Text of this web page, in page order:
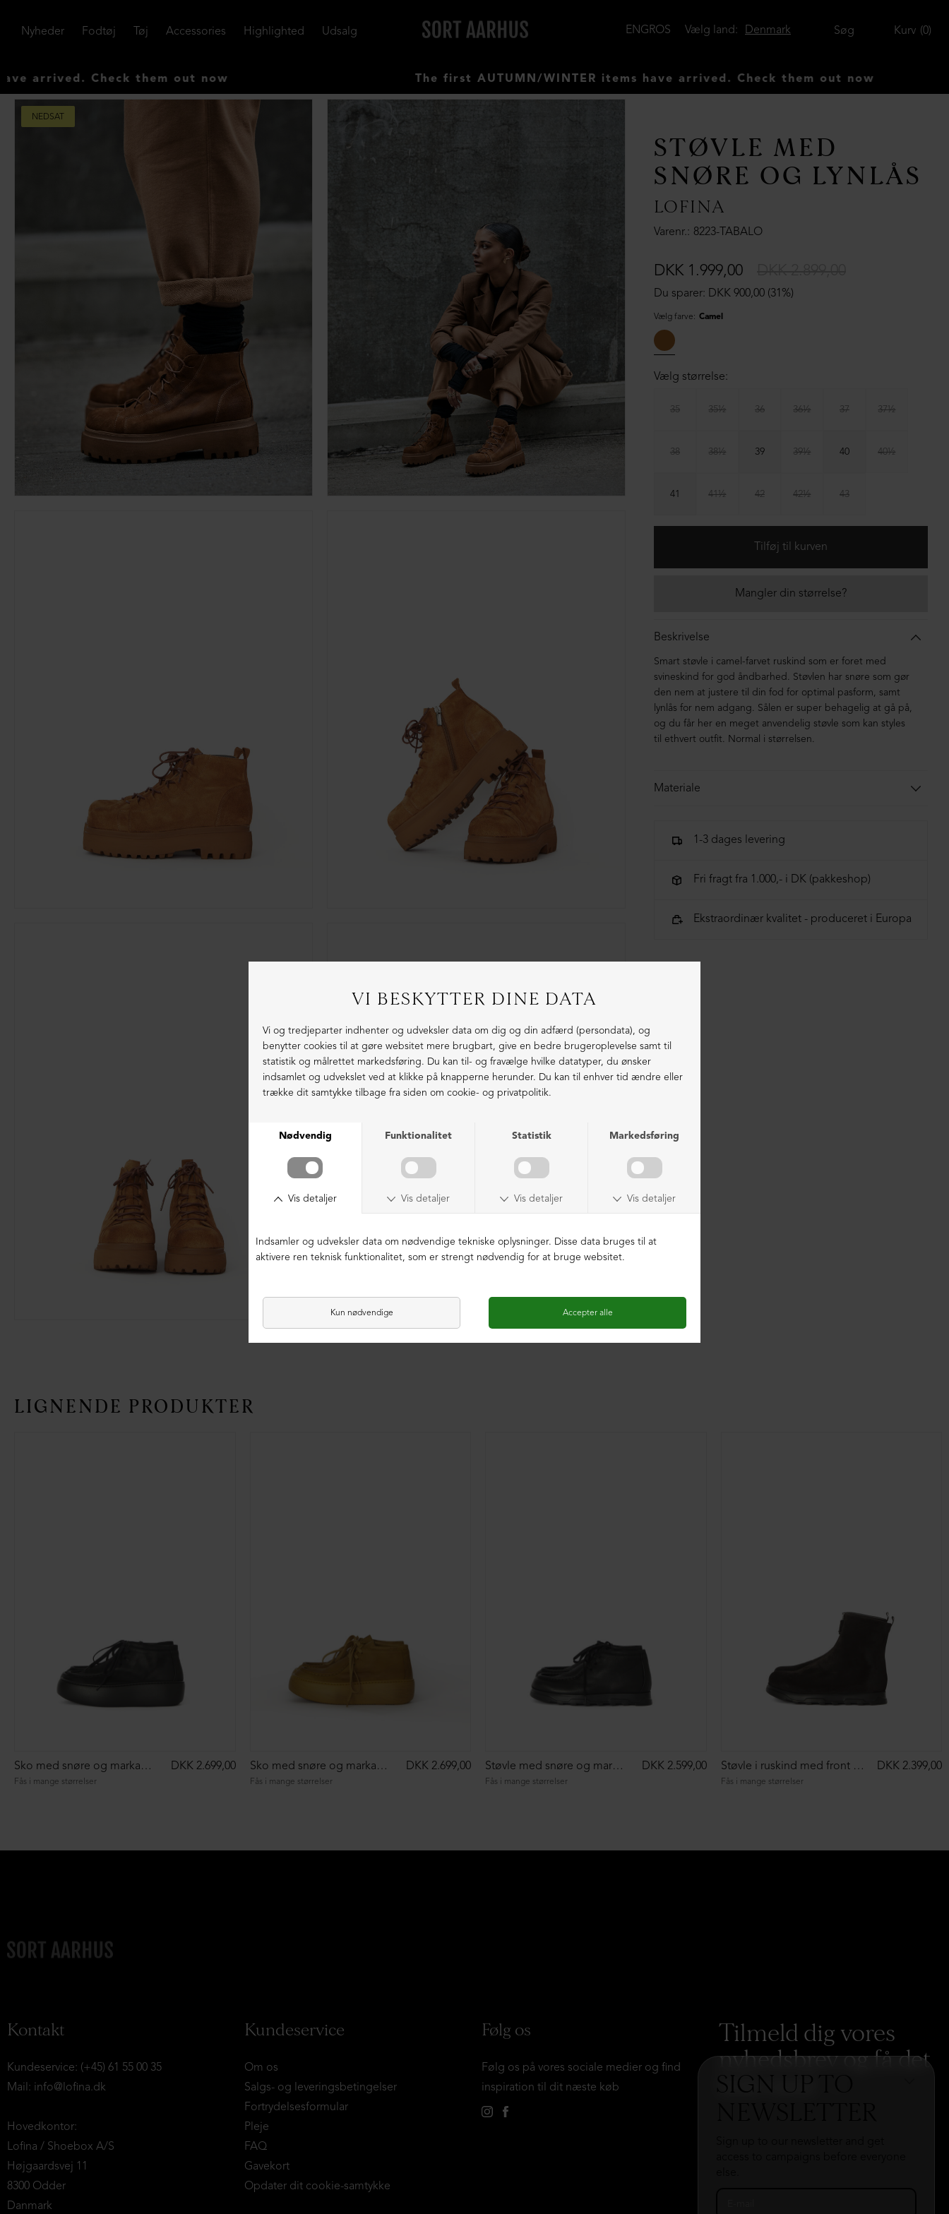
SIGN UP TO
Nyheder Fodtøj Tøj Accessories Highlighted Udsalg Kurv 0
Søg
Denmark
Vælg land:
ENGROS
Check them out now The first AUTUMN/WINTER items have arrived. Check them out now
NEDSAT
STØVLE MED
SNØRE OG LYNLÅS
LOFINA
Varenr. 8223-TABALO
Du sparer: DKK 900,00 (31%)
DKK 1.999,00
Vælg farve: Camel
Vælg størrelse:
35 35½ 36 36½ 37 37½
38 38½ 39 39½ 40 40½
41 41½ 42 42½ 43
Mangler din størrelse?
Beskrivelse
Smart støvle i camel-farvet ruskind som er foret med
svineskind for god åndbarhed. Støvlen har snøre som gør
den nem at justere til din fod for optimal pasform, samt
lynlås for nem adgang. Sålen er super behagelig at gå på,
og du får her en meget anvendelig støvle som kan styles
til ethvert outfit. Normal i størrelsen.
Materiale
1-3 dages levering
Fri fragt fra 1.000,- i DK (pakkeshop)
Ekstraordinær kvalitet - produceret i Europa
LIGNENDE PRODUKTER
Fås i mange størrelser
Sko med snøre og markant syning DKK 2.699,00
Fås i mange størrelser
Sko med snøre og markant syning DKK 2.699,00
Fås i mange størrelser
Støvle med snøre og markant syning DKK 2.599,00
Fås i mange størrelser
Støvle i ruskind med front lynlås DKK 2.399,00
Kontakt
Kundeservice: (+45) 61 55 00 35
Mail: info@lofina.dk
Hovedkontor:
Lofina / Shoebox A/S
Højgaardsvej 11
8300 Odder
Danmark
Kundeservice
Om os
Salgs- og leveringsbetingelser
Fortrydelsesformular
Pleje
FAQ
Gavekort
Opdater dit cookie-samtykke
Følg os
Følg os på vores sociale medier og find
inspiration til dit næste køb
Tilmeld dig vores
nyhedsbrev og få det
hele med